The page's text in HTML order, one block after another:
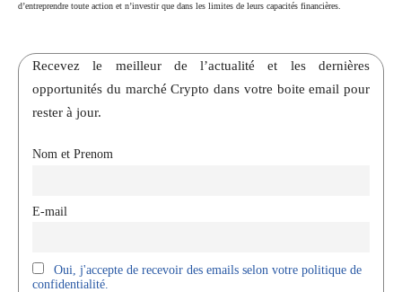
d’entreprendre toute action et n’investir que dans les limites de leurs capacités financières.
Recevez le meilleur de l’actualité et les dernières
opportunités du marché Crypto dans votre boite email pour
rester à jour.
Nom et Prenom
E-mail
Oui, j'accepte de recevoir des emails selon votre politique de
confidentialité.